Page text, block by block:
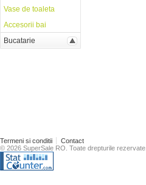
Vase de toaleta
Accesorii bai
Bucatarie
Termeni si conditii
Contact
© 2026 SuperSale RO. Toate drepturile rezervate.